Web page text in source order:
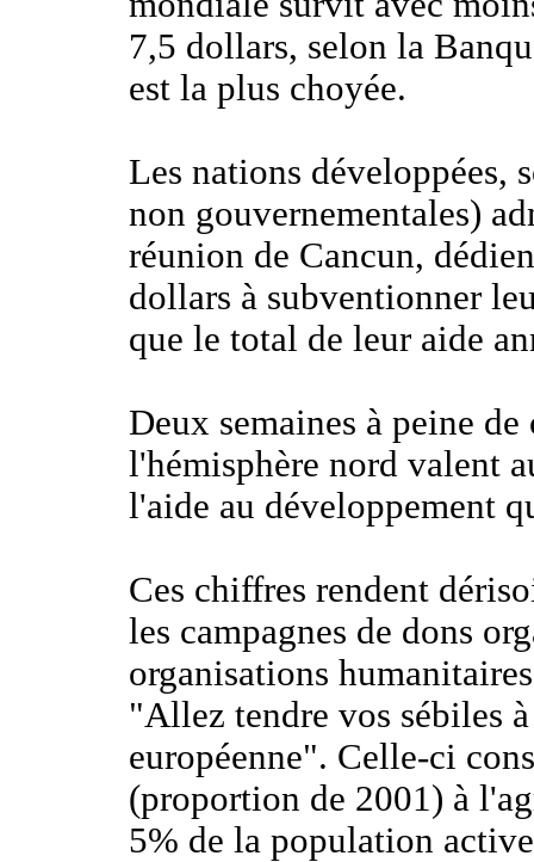
7,5 dollars, selon la
est la plus choyée.
Les nations développées,
non gouvernementales)
réunion de Cancun,
dollars à subventionner
que le total de leur aide
Deux semaines à peine
l'hémisphère nord valent
l'aide au développement
Ces chiffres rendent
les campagnes de dons
organisations
"Allez tendre vos sébiles
européenne". Celle-ci
(proportion de 2001) à
5% de la population